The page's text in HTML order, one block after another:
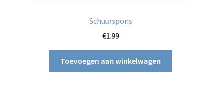
Schuurspons
€1.99
Toevoegen aan winkelwagen